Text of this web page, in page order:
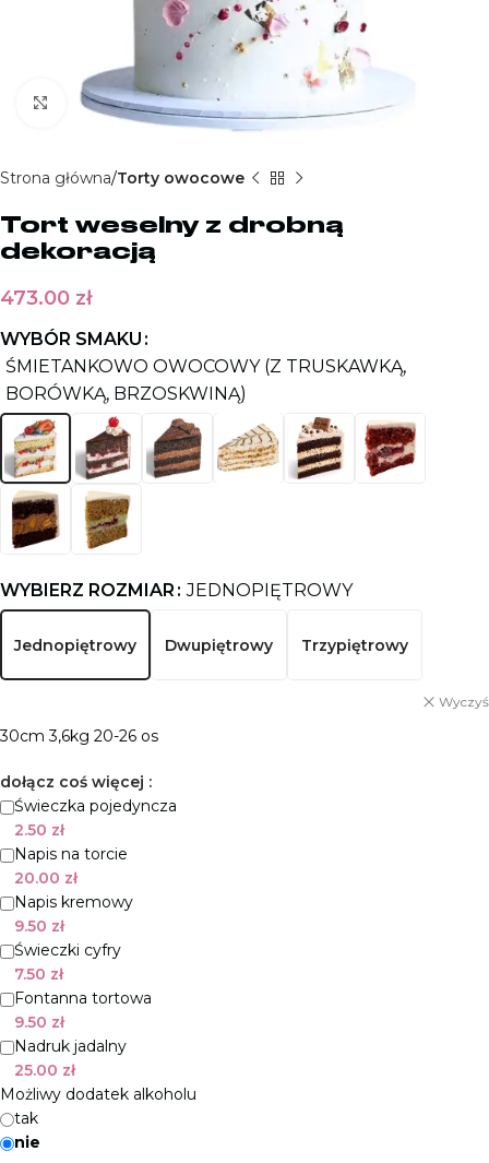
Kliknij aby powiększyć
Strona główna Torty owocowe
Tort weselny z drobną
dekoracją
473.00 zł
WYBÓR SMAKU
ŚMIETANKOWO OWOCOWY (Z TRUSKAWKĄ,
BORÓWKĄ, BRZOSKWINĄ)
WYBIERZ ROZMIAR JEDNOPIĘTROWY
Jednopiętrowy Dwupiętrowy Trzypiętrowy
30cm 3,6kg 20-26 os
dołącz coś więcej :
Świeczka pojedyncza
2.50 zł
Napis na torcie
20.00 zł
Napis kremowy
9.50 zł
Świeczki cyfry
7.50 zł
Fontanna tortowa
9.50 zł
Nadruk jadalny
25.00 zł
Możliwy dodatek alkoholu
tak
nie